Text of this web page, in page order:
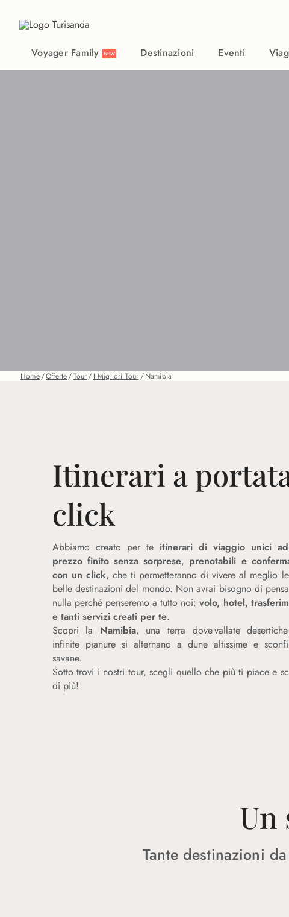
Voyager Family NEW Destinazioni Eventi
Home/Offerte/Tour/ I Migliori Tour/Namibia
Itinerari a
click
Abbiamo creato per te itinerari di viaggio unici
prezzo finito senza sorprese, prenotabili e
con un click, che ti permetteranno di vivere al meglio
belle destinazioni del mondo. Non avrai bisogno di
nulla perché penseremo a tutto noi:volo, hotel,
e tanti servizi creati per te.
Scopri la Namibia, una terra dove vallate
infinite pianure si alternano a dune altissime e
savane.
Sotto trovi i nostri tour, scegli quello che più ti piace e
di più!
Un
Tante destinazioni